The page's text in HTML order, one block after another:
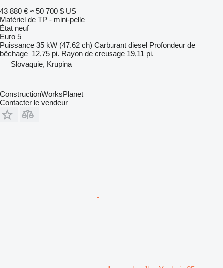
43 880 € ≈ 50 700 $ US
Matériel de TP - mini-pelle
État neuf
Euro 5
Puissance 35 kW (47.62 ch) Carburant diesel Profondeur de
bêchage 12,75 pi. Rayon de creusage 19,11 pi.
Slovaquie, Krupina
ConstructionWorksPlanet
Contacter le vendeur